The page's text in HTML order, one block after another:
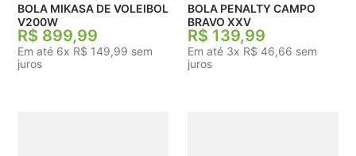
BOLA MIKASA DE VOLEIBOL
V200W
R$ 899,99
Em até 6x R$ 149,99 sem
juros
BOLA PENALTY CAMPO
BRAVO XXV
R$ 139,99
Em até 3x R$ 46,66 sem
juros